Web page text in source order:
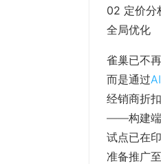
02 定价分
全局优化
雀巢已不
而是通过
经销商折
——构建端
试点已在
准备推广